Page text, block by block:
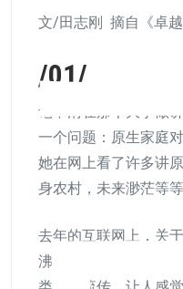
文/田志刚 摘自《卓越
/01/
记不清在那个大学做
一个问题：原生家庭
她在网上看了许多讲
身农村，未来渺茫等等
去年的互联网上，关
沸扬扬了一阵子。加